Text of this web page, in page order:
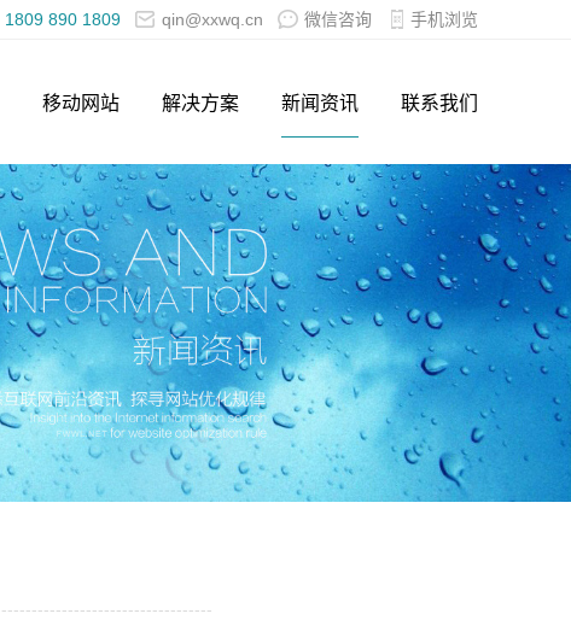
1809 890 1809 qin@xxwq.cn 微信咨询 手机浏览
移动网站 解决方案 新闻资讯 联系我们
-----------------------------------